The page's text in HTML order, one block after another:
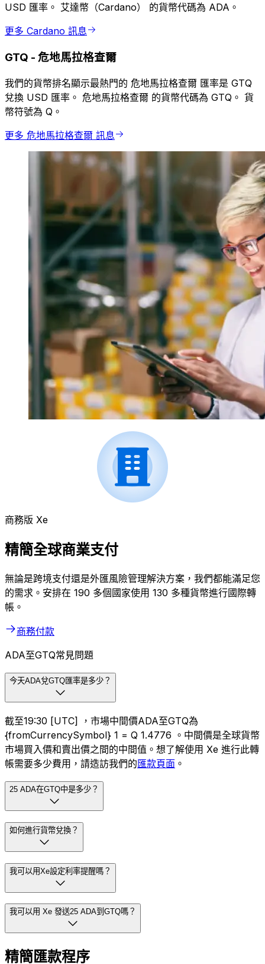
USD 匯率。 艾達幣（Cardano） 的貨幣代碼為 ADA。
更多 Cardano 訊息
GTQ - 危地馬拉格查爾
我們的貨幣排名顯示最熱門的 危地馬拉格查爾 匯率是 GTQ
兌換 USD 匯率。 危地馬拉格查爾 的貨幣代碼為 GTQ。 貨
幣符號為 Q。
更多 危地馬拉格查爾 訊息
商務版 Xe
精簡全球商業支付
無論是跨境支付還是外匯風險管理解決方案，我們都能滿足您
的需求。安排在 190 多個國家使用 130 多種貨幣進行國際轉
帳。
商務付款
ADA至GTQ常見問題
今天ADA兌GTQ匯率是多少？
截至19:30 [UTC] ，市場中間價ADA至GTQ為
{fromCurrencySymbol} 1 = Q 1.4776 。中間價是全球貨幣
市場買入價和賣出價之間的中間值。想了解使用 Xe 進行此轉
帳需要多少費用，請造訪我們的匯款頁面 。
25 ADA在GTQ中是多少？
如何進行貨幣兌換？
我可以用Xe設定利率提醒嗎？
我可以用 Xe 發送25 ADA到GTQ嗎？
精簡匯款程序